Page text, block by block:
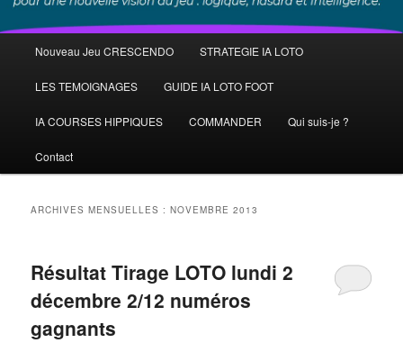
principal
Aller
au
contenu
Aller
au
contenu
Nouveau Jeu CRESCENDO STRATEGIE IA LOTO
LES TEMOIGNAGES GUIDE IA LOTO FOOT
IA COURSES HIPPIQUES COMMANDER Qui suis-je ?
Contact
ARCHIVES MENSUELLES :NOVEMBRE 2013
Résultat Tirage LOTO lundi 2
décembre 2/12 numéros
gagnants